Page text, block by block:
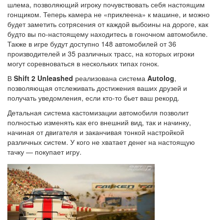
шлема, позволяющий игроку почувствовать себя настоящим
гонщиком. Теперь камера не «приклеена» к машине, и можно
будет заметить сотрясения от каждой выбоины на дороге, как
будто вы по-настоящему находитесь в гоночном автомобиле.
Также в игре будут доступно 148 автомобилей от 36
производителей и 35 различных трасс, на которых игроки
могут соревноваться в нескольких типах гонок.
В Shift 2 Unleashed реализована система Autolog,
позволяющая отслеживать достижения ваших друзей и
получать уведомления, если кто-то бьет ваш рекорд.
Детальная система кастомизации автомобиля позволит
полностью изменять как его внешний вид, так и начинку,
начиная от двигателя и заканчивая тонкой настройкой
различных систем. У кого не хватает денег на настоящую
тачку — покупает игру.